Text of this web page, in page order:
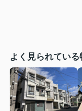
よく見られている